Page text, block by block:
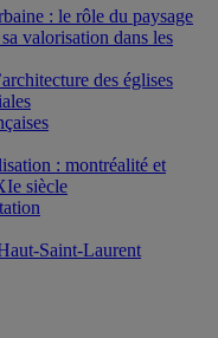
: le rôle du paysage
valorisation dans les
des églises
: montréalité et
siècle
Saint-Laurent